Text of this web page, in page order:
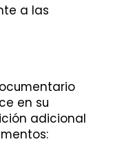
a las
en su
adicional